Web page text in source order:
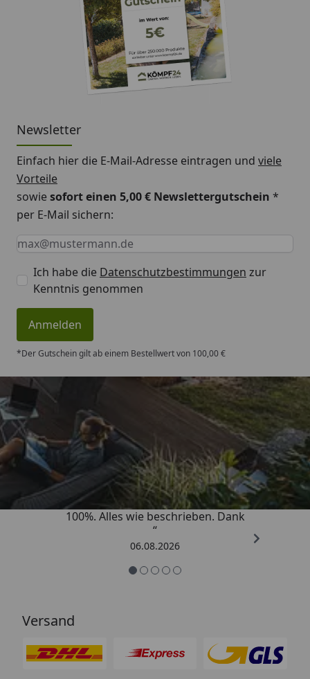
Newsletter
Einfach hier die E-Mail-Adresse eintragen und viele
Vorteile
sowiesofort einen 5,00 € Newslettergutschein *
per E-Mail sichern:
Keine Eingabe erforderlich
Eingabe erforderlich
E-Mail *
Ich habe die Datenschutzbestimmungen zur
Kenntnis genommen
Anmelden
*Der Gutschein gilt ab einem Bestellwert von 100,00 €
Trusted Shops
4,83/ 5
„Super schnell gelifert. Ware passt
100%. Alles wie beschrieben. Dank
“
06.08.2026
Versand